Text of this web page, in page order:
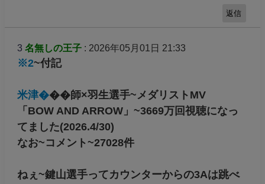
返信
3 名無しの王子: 2026年05月01日 21:33
※2~付記
米津���師×羽生選手~メダリストMV
「BOW AND ARROW」~3669万回視聴になっ
てました(2026.4/30)
なお~コメント~27028件
ねぇ~鍵山選手ってカウンターからの3Aは跳べ